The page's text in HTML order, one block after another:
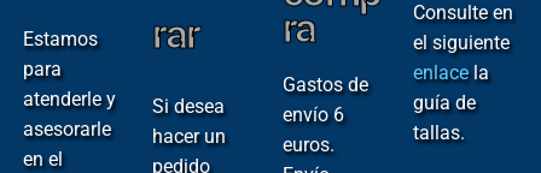
Estamos
para
atenderle y
asesorarle
en el
rar
Si desea
hacer un
pedido
ra
Gastos de
envío 6
euros.
Consulte en
el siguiente
enlacela
guía de
tallas.